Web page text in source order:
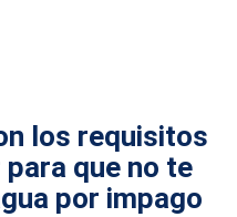
los requisitos
que no te
por impago